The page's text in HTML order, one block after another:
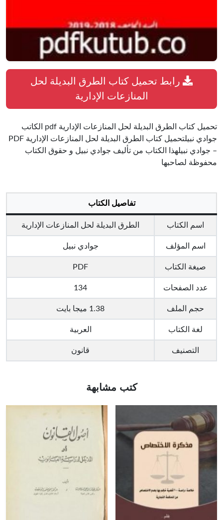
رابط تحميل كتاب الطرق البديلة لحل
المنازعات الإدارية
تحميل كتاب الطرق البديلة لحل المنازعات الإدارية pdf الكاتب
جوادي نبيلتحميل كتاب الطرق البديلة لحل المنازعات الإدارية PDF
– جوادي نبيلهذا الكتاب من تأليف جوادي نبيل و حقوق الكتاب
محفوظة لصاحبها
تفاصيل الكتاب
اسم الكتاب الطرق البديلة لحل المنازعات الإدارية
اسم المؤلف جوادي نبيل
صيغة الكتاب PDF
عدد الصفحات 134
حجم الملف 1.38 ميجا بايت
لغة الكتاب العربية
التصنيف قانون
كتب مشابهة